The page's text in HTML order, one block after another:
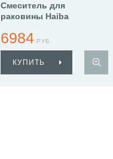
Смеситель для
раковины Haiba
6984 РУБ.
КУПИТЬ